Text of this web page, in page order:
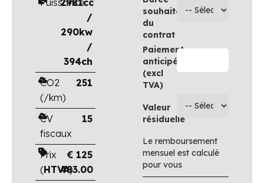
Puissance
2981cc
/
290kw
/
394ch
CO2
(/km)
251
CV
fiscaux
15
Prix
(HTVA)
€ 125
483.00
souhaitée
du
contrat
Paiement
anticipé
(excl
TVA)
Valeur
résiduelle
Le remboursement
mensuel est calculé
pour vous